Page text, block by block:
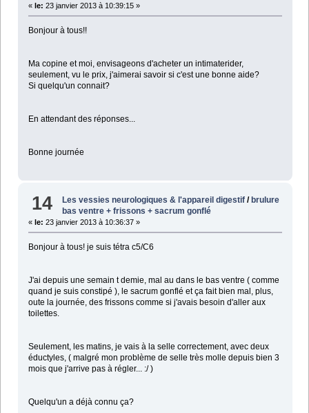
« le: 23 janvier 2013 à 10:39:15 »
Bonjour à tous!!
Ma copine et moi, envisageons d'acheter un intimaterider,
seulement, vu le prix, j'aimerai savoir si c'est une bonne aide?
Si quelqu'un connait?
En attendant des réponses...
Bonne journée
14 Les vessies neurologiques & l'appareil digestif / brulure
bas ventre + frissons + sacrum gonflé
« le: 23 janvier 2013 à 10:36:37 »
Bonjour à tous! je suis tétra c5/C6
J'ai depuis une semain t demie, mal au dans le bas ventre ( comme
quand je suis constipé ), le sacrum gonflé et ça fait bien mal, plus,
oute la journée, des frissons comme si j'avais besoin d'aller aux
toilettes.
Seulement, les matins, je vais à la selle correctement, avec deux
éductyles, ( malgré mon problème de selle très molle depuis bien 3
mois que j'arrive pas à régler... :/ )
Quelqu'un a déjà connu ça?